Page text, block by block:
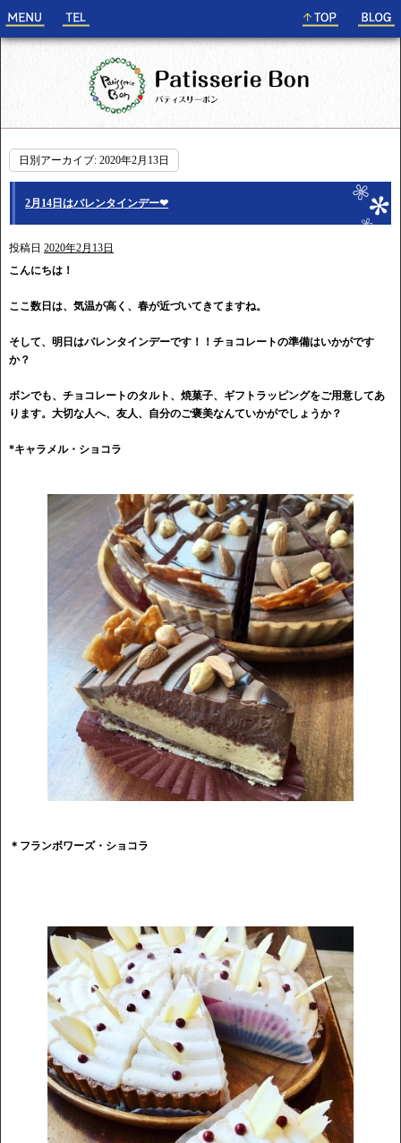
日別アーカイブ: 2020年2月13日
2月14日はバレンタインデー❤
投稿日 2020年2月13日
こんにちは！
ここ数日は、気温が高く、春が近づいてきてますね。
そして、明日はバレンタインデーです！！チョコレートの準備はいかがです
か？
ボンでも、チョコレートのタルト、焼菓子、ギフトラッピングをご用意してあ
ります。大切な人へ、友人、自分のご褒美なんていかがでしょうか？
*キャラメル・ショコラ
＊ フランボワーズ・ショコラ